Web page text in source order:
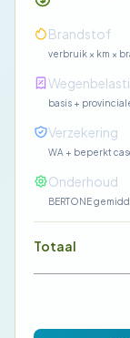
Brandstof
verbruik × km ×
basis +
Verzekering
WA + beperkt
Onderhoud
BERTONE
Totaal